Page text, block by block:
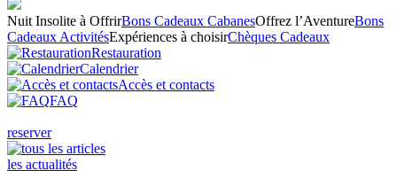
Nuit Insolite à OffrirBons Cadeaux CabanesOffrez l’AventureBons
Cadeaux ActivitésExpériences à choisirChèques Cadeaux
Restauration
Calendrier
Accès et contacts
FAQ
reserver
les actualités